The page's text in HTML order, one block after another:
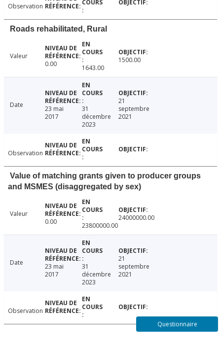
Observation
Roads rehabilitated, Rural
Valeur
0.00
1643.00
1500.00
Date
23 mai
2017
31
décembre
2023
21
septembre
2021
Observation
Value of matching grants given to producer groups
and MSMES (disaggregated by sex)
Valeur
0.00
23800000.00
24000000.00
Date
23 mai
2017
31
décembre
2023
21
septembre
2021
Observation
Questionnaire